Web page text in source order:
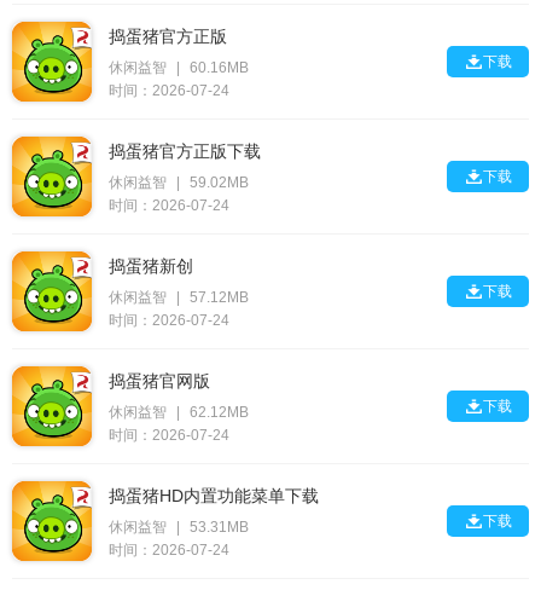
捣蛋猪官方正版
休闲益智
60.16MB
时间：2026-07-24
下载
捣蛋猪官方正版下载
休闲益智
59.02MB
时间：2026-07-24
下载
捣蛋猪新创
休闲益智
57.12MB
时间：2026-07-24
下载
捣蛋猪官网版
休闲益智
62.12MB
时间：2026-07-24
下载
捣蛋猪HD内置功能菜单下载
休闲益智
53.31MB
时间：2026-07-24
下载